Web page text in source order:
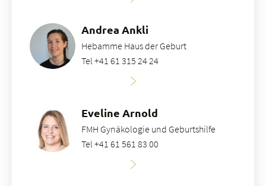
Andrea Ankli
Hebamme Haus der Geburt
Tel +41 61 315 24 24
Eveline Arnold
FMH Gynäkologie und Geburtshilfe
Tel +41 61 561 83 00